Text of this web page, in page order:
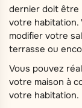
dernier doit être
votre habitation.
modifier votre
terrasse ou
Vous pouvez
votre maison à
votre habitation.